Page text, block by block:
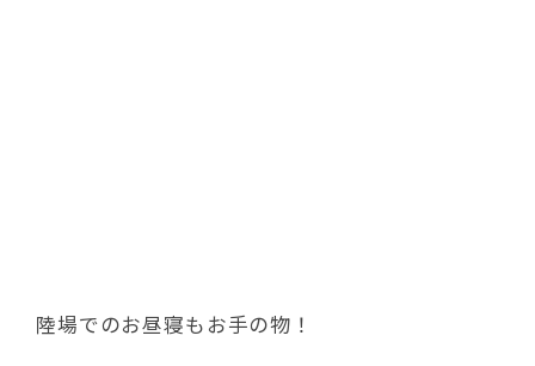
陸場でのお昼寝もお手の物！